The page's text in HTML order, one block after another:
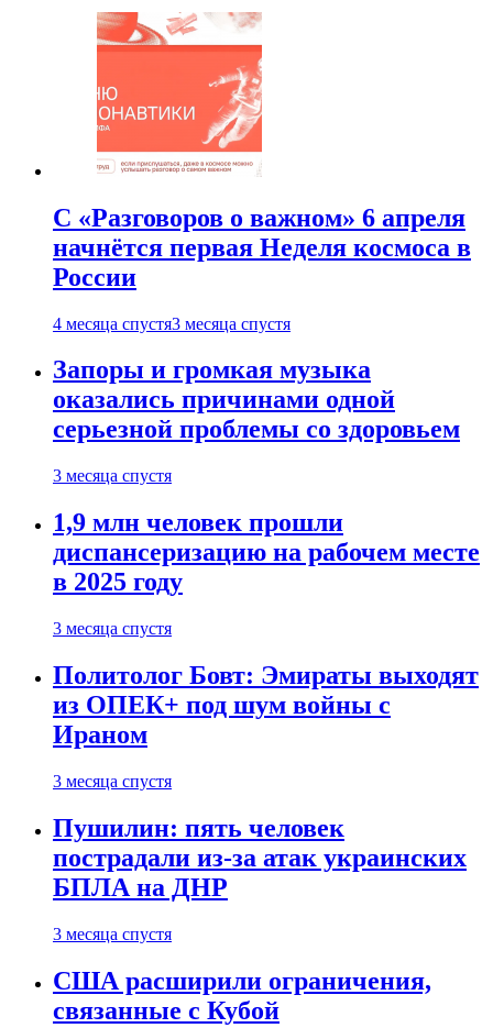
С «Разговоров о важном» 6 апреля
начнётся первая Неделя космоса в
России
4 месяца спустя3 месяца спустя
Запоры и громкая музыка
оказались причинами одной
серьезной проблемы со здоровьем
3 месяца спустя
1,9 млн человек прошли
диспансеризацию на рабочем месте
в 2025 году
3 месяца спустя
Политолог Бовт: Эмираты выходят
из ОПЕК+ под шум войны с
Ираном
3 месяца спустя
Пушилин: пять человек
пострадали из-за атак украинских
БПЛА на ДНР
3 месяца спустя
США расширили ограничения,
связанные с Кубой